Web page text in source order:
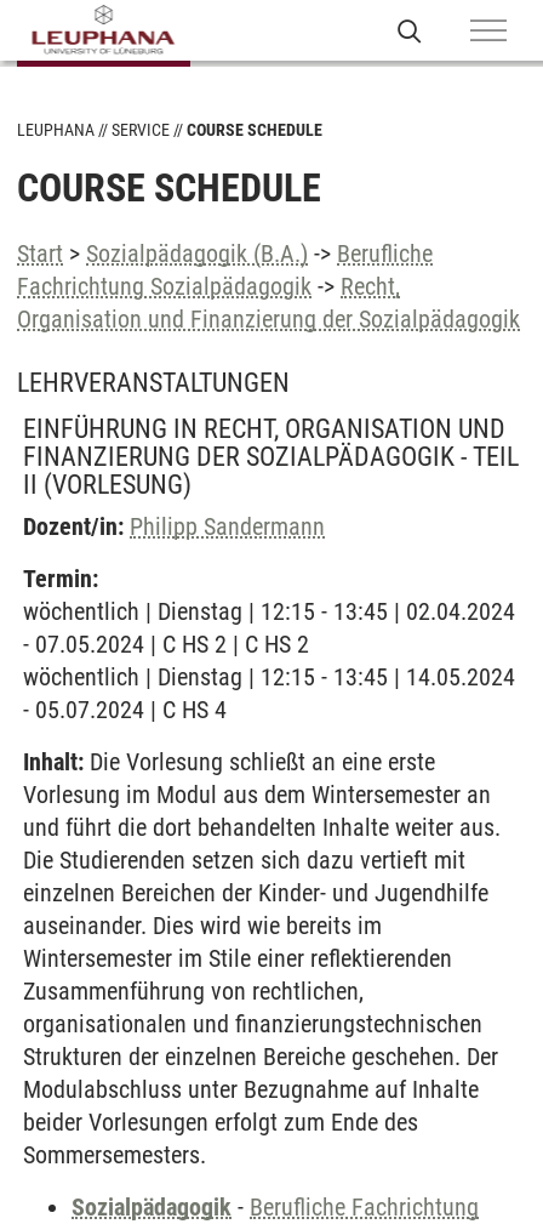
LEUPHANA SERVICE COURSE SCHEDULE
COURSE SCHEDULE
Start > Sozialpädagogik (B.A.) -> Berufliche
Fachrichtung Sozialpädagogik -> Recht,
Organisation und Finanzierung der Sozialpädagogik
LEHRVERANSTALTUNGEN
EINFÜHRUNG IN RECHT, ORGANISATION UND
FINANZIERUNG DER SOZIALPÄDAGOGIK - TEIL
II (VORLESUNG)
Dozent/in: Philipp Sandermann
Termin:
wöchentlich | Dienstag | 12:15 - 13:45 | 02.04.2024
- 07.05.2024 | C HS 2 | C HS 2
wöchentlich | Dienstag | 12:15 - 13:45 | 14.05.2024
- 05.07.2024 | C HS 4
Inhalt: Die Vorlesung schließt an eine erste
Vorlesung im Modul aus dem Wintersemester an
und führt die dort behandelten Inhalte weiter aus.
Die Studierenden setzen sich dazu vertieft mit
einzelnen Bereichen der Kinder- und Jugendhilfe
auseinander. Dies wird wie bereits im
Wintersemester im Stile einer reflektierenden
Zusammenführung von rechtlichen,
organisationalen und finanzierungstechnischen
Strukturen der einzelnen Bereiche geschehen. Der
Modulabschluss unter Bezugnahme auf Inhalte
beider Vorlesungen erfolgt zum Ende des
Sommersemesters.
Sozialpädagogik - Berufliche Fachrichtung